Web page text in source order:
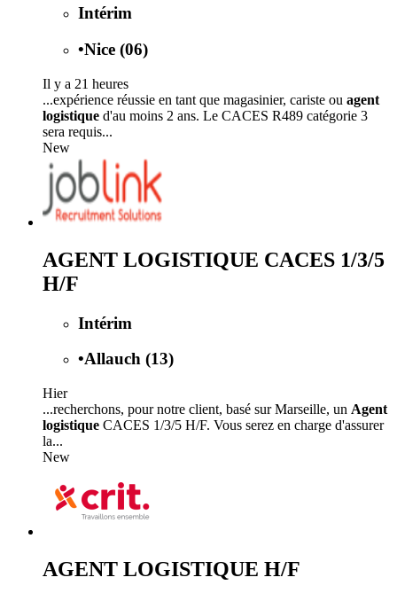
Intérim
•Nice (06)
Il y a 21 heures
...expérience réussie en tant que magasinier, cariste ou agent
logistique d'au moins 2 ans. Le CACES R489 catégorie 3
sera requis...
New
AGENT LOGISTIQUE CACES 1/3/5
H/F
Intérim
•Allauch (13)
Hier
...recherchons, pour notre client, basé sur Marseille, un Agent
logistique CACES 1/3/5 H/F. Vous serez en charge d'assurer
la...
New
AGENT LOGISTIQUE H/F